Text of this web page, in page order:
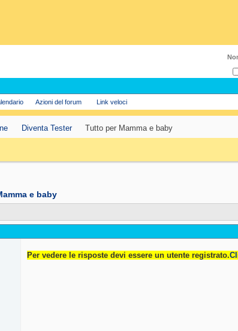
Azioni del forum Link veloci
Diventa Tester Tutto per Mamma e baby
e baby
Per vedere le risposte devi essere un utente registrato.